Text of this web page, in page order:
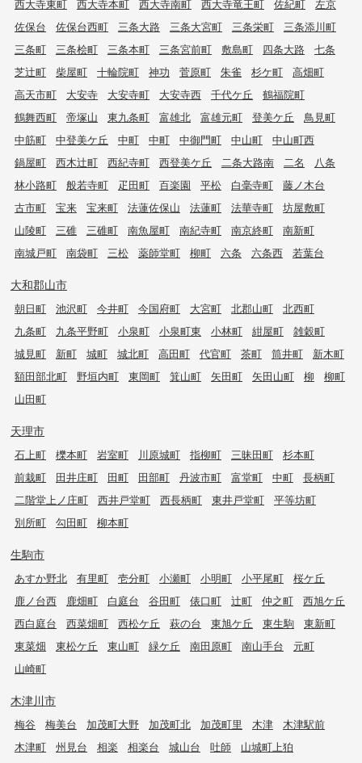
西大寺東町
西大寺本町 西大寺南町 西大寺竜王町 佐紀町
左京
佐保台
佐保台西町 三条大路 三条大宮町 三条栄町
三条添川町
三条町
三条桧町 三条本町 三条宮前町 敷島町 四条大路
七条
芝辻町
柴屋町 十輪院町 神功 菅原町 朱雀 杉ケ町
高畑町
高天市町
大安寺 大安寺町 大安寺西 千代ケ丘
鶴福院町
鶴舞西町
帝塚山 東九条町 富雄北 富雄元町 登美ケ丘
鳥見町
中筋町
中登美ケ丘 中町 中町 中御門町 中山町
中山町西
鍋屋町
西木辻町 西紀寺町 西登美ケ丘 二条大路南 二名
八条
林小路町
般若寺町 疋田町 百楽園 平松 白毫寺町
藤ノ木台
古市町
宝来 宝来町 法蓮佐保山 法蓮町 法華寺町
坊屋敷町
山陵町
三碓 三碓町 南魚屋町 南紀寺町 南京終町
南新町
南城戸町
南袋町 三松 薬師堂町 柳町 六条 六条西 若葉台
大和郡山市
朝日町 池沢町 今井町 今国府町 大宮町 北郡山町
北西町
九条町
九条平野町 小泉町 小泉町東 小林町 紺屋町
雑穀町
城見町
新町 城町 城北町 高田町 代官町 茶町 筒井町
新木町
額田部北町
野垣内町 東岡町 箕山町 矢田町 矢田山町 柳
柳町
山田町
天理市
石上町 櫟本町 岩室町 川原城町 指柳町 三昧田町
杉本町
前栽町
田井庄町 田町 田部町 丹波市町 富堂町 中町
長柄町
二階堂上ノ庄町
西井戸堂町 西長柄町 東井戸堂町
平等坊町
別所町
勾田町 柳本町
生駒市
あすか野北 有里町 壱分町 小瀬町 小明町 小平尾町
桜ケ丘
鹿ノ台西
鹿畑町 白庭台 谷田町 俵口町 辻町 仲之町
西旭ケ丘
西白庭台
西菜畑町 西松ケ丘 萩の台 東旭ケ丘 東生駒
東新町
東菜畑
東松ケ丘 東山町 緑ケ丘 南田原町 南山手台
元町
山崎町
木津川市
梅谷 梅美台 加茂町大野 加茂町北 加茂町里 木津
木津駅前
木津町
州見台 相楽 相楽台 城山台 吐師
山城町上狛